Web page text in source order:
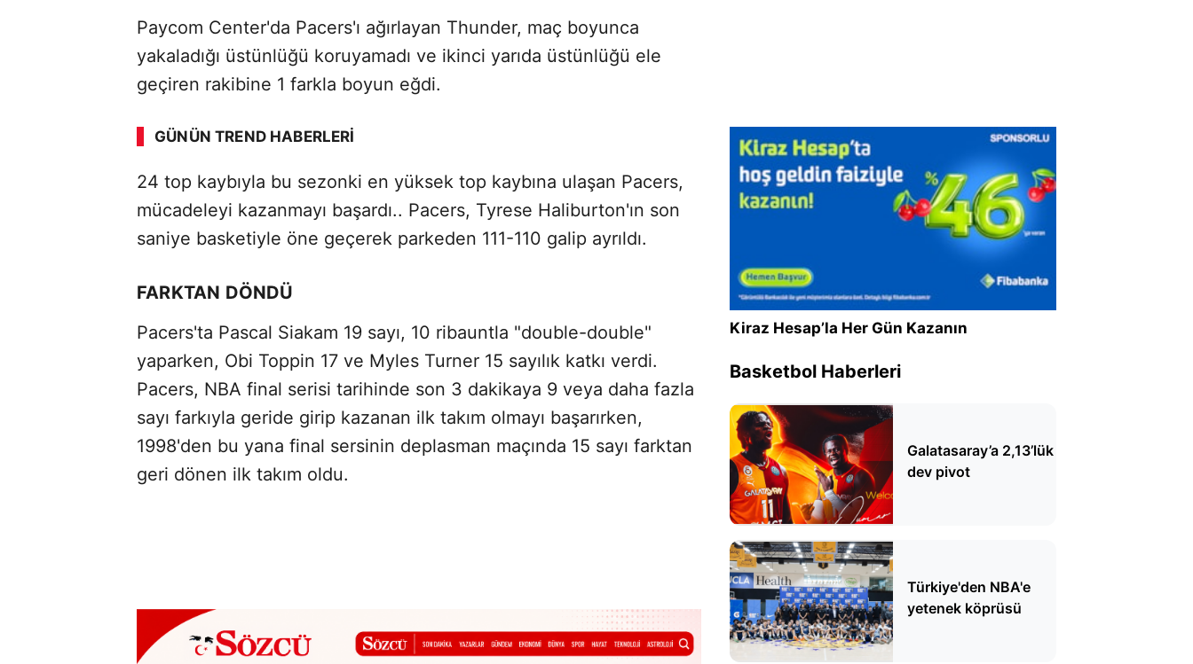
Paycom Center'da Pacers'ı ağırlayan Thunder, maç boyunca
yakaladığı üstünlüğü koruyamadı ve ikinci yarıda üstünlüğü ele
geçiren rakibine 1 farkla boyun eğdi.
GÜNÜN TREND HABERLERI
00:02 / 08:43
Sesi Aç
24 top kaybıyla bu sezonki en yüksek top kaybına ulaşan Pacers,
mücadeleyi kazanmayı başardı.. Pacers, Tyrese Haliburton'ın son
saniye basketiyle öne geçerek parkeden 111-110 galip ayrıldı.
FARKTAN DÖNDÜ
Pacers'ta Pascal Siakam 19 sayı, 10 ribauntla "double-double"
yaparken, Obi Toppin 17 ve Myles Turner 15 sayılık katkı verdi.
Pacers, NBA final serisi tarihinde son 3 dakikaya 9 veya daha fazla
sayı farkıyla geride girip kazanan ilk takım olmayı başarırken,
1998'den bu yana final sersinin deplasman maçında 15 sayı farktan
geri dönen ilk takım oldu.
Kiraz Hesap’la Her Gün Kazanın
Basketbol Haberleri
Galatasaray’a 2,13’lük
dev pivot
Türkiye'den NBA'e
yetenek köprüsü